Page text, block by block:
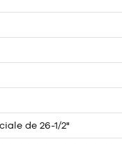
de 26-1/2"